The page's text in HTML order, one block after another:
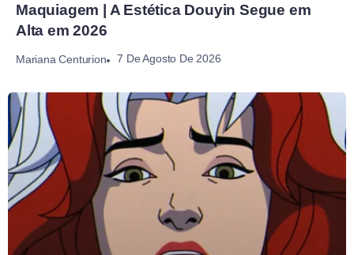
Maquiagem | A Estética Douyin Segue em
Alta em 2026
Mariana Centurion 7 De Agosto De 2026